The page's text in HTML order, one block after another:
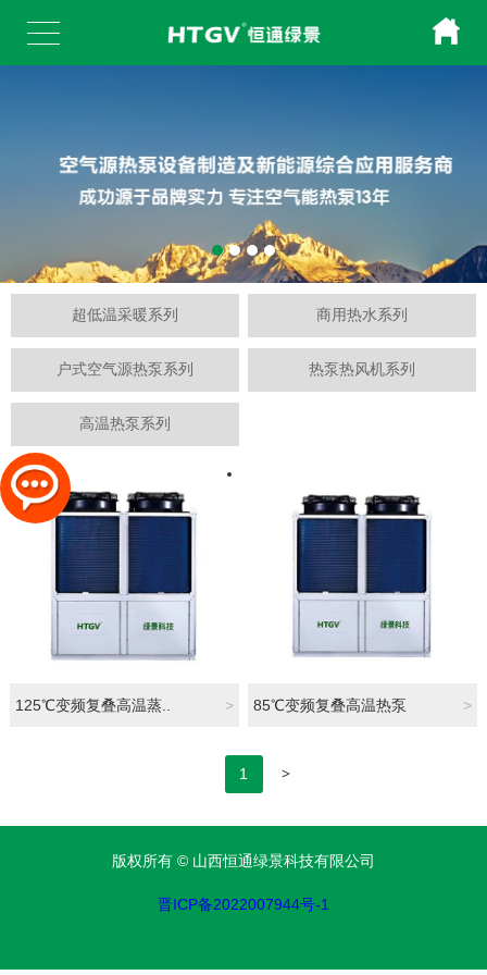
超低温采暖系列 商用热水系列
户式空气源热泵系列 热泵热风机系列
高温热泵系列
125℃变频复叠高温蒸.. > 85℃变频复叠高温热泵 >
1 >
版权所有 © 山西恒通绿景科技有限公司
晋ICP备2022007944号-1